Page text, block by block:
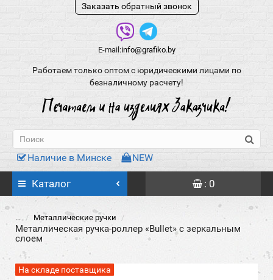
Заказать обратный звонок
E-mail:info@grafiko.by
Работаем только оптом с юридическими лицами по
безналичному расчету!
Наличие в Минске NEW
Каталог : 0
... Металлические ручки
Металлическая ручка-роллер «Bullet» с зеркальным
слоем
На складе поставщика